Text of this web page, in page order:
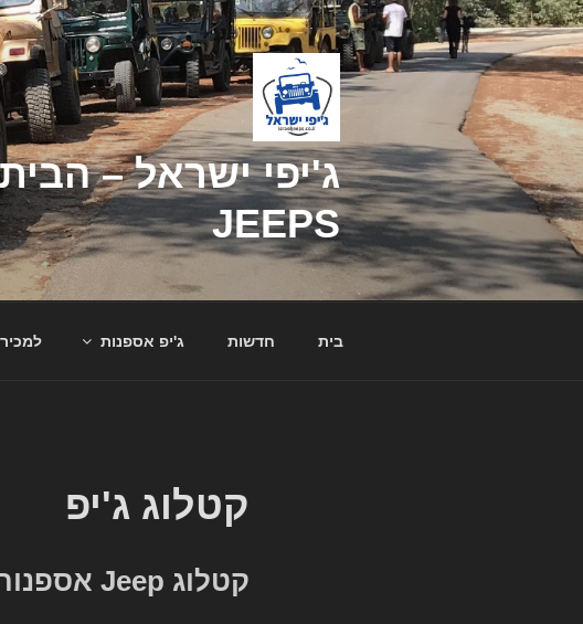
דילוג
לתוכן
JEEPS
בית חדשות ג'יפ אספנות
קטלוג ג'יפ
קטלוג Jeep אספנות